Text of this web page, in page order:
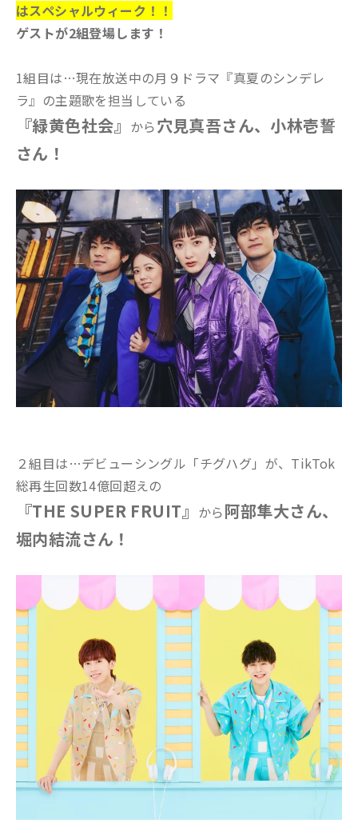
はスペシャルウィーク！！
ゲストが2組登場します！
1組目は…現在放送中の月９ドラマ『真夏のシンデレ
ラ』の主題歌を担当している
『緑黄色社会』 から穴見真吾さん、小林壱誓
さん！
２組目は…デビューシングル「チグハグ」が、TikTok
総再生回数14億回超えの
『THE SUPER FRUIT』 から阿部隼大さん、
堀内結流さん！